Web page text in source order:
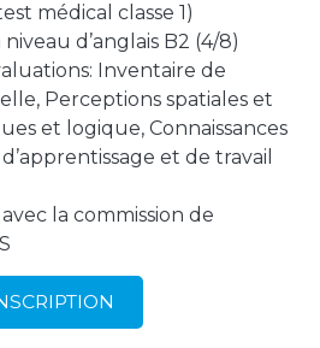
médical classe 1)
d’anglais B2 (4/8)
Inventaire de
Perceptions spatiales et
et logique, Connaissances
et de travail
la commission de